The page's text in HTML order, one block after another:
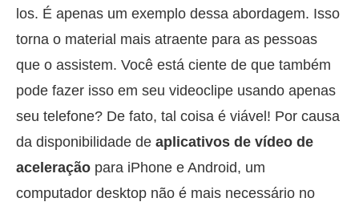
los. É apenas um exemplo dessa abordagem. Isso
torna o material mais atraente para as pessoas
que o assistem. Você está ciente de que também
pode fazer isso em seu videoclipe usando apenas
seu telefone? De fato, tal coisa é viável! Por causa
da disponibilidade de aplicativos de vídeo de
aceleração para iPhone e Android, um
computador desktop não é mais necessário no